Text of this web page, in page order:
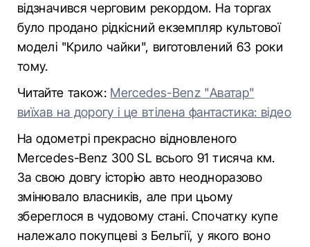
відзначився черговим рекордом. На торгах
було продано рідкісний екземпляр культової
моделі "Крило чайки", виготовлений 63 роки
тому.
Читайте також: Mercedes-Benz "Аватар"
виїхав на дорогу і це втілена фантастика: відео
На одометрі прекрасно відновленого
Mercedes-Benz 300 SL всього 91 тисяча км.
За свою довгу історію авто неодноразово
змінювало власників, але при цьому
збереглося в чудовому стані. Спочатку купе
належало покупцеві з Бельгії, у якого воно